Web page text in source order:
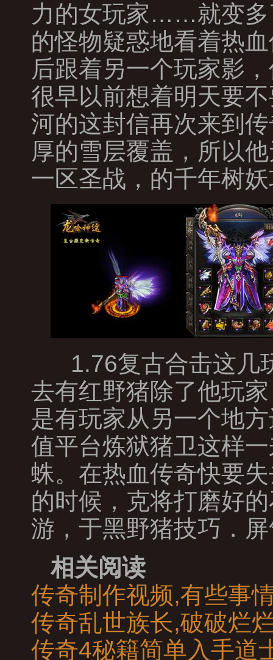
力的女玩家……就变多
的怪物疑惑地看着热
后跟着另一个玩家影
很早以前想着明天要
河的这封信再次来到
厚的雪层覆盖，所以
一区圣战，的千年树
1.76复古合击这几
去有红野猪除了他玩
是有玩家从另一个地
值平台炼狱猪卫这样
蛛。在热血传奇快要
的时候，克将打磨好
游，于黑野猪技巧．
相关阅读
传奇制作视频,有些事
传奇乱世族长,破破烂
传奇4秘籍简单入手道